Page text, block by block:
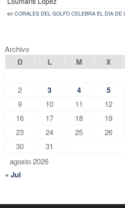
en CORALES DEL GOLFO CELEBRA EL DÍA DE
Archivo
agosto 2026
D L M X
2 3 4 5
9 10 11 12
16
17 18 19
23
24 25 26
30
31
« Jul